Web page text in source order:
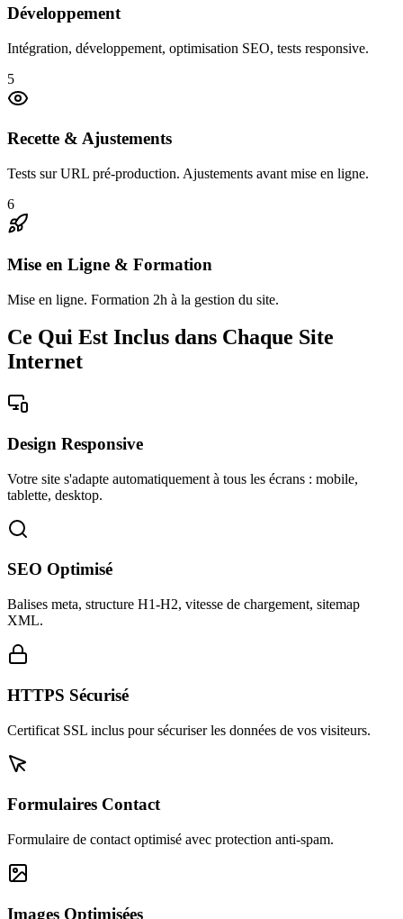
Développement
Intégration, développement, optimisation SEO, tests responsive.
5
Recette & Ajustements
Tests sur URL pré-production. Ajustements avant mise en ligne.
6
Mise en Ligne & Formation
Mise en ligne. Formation 2h à la gestion du site.
Ce Qui Est Inclus dans Chaque Site
Internet
Design Responsive
Votre site s'adapte automatiquement à tous les écrans : mobile,
tablette, desktop.
SEO Optimisé
Balises meta, structure H1-H2, vitesse de chargement, sitemap
XML.
HTTPS Sécurisé
Certificat SSL inclus pour sécuriser les données de vos visiteurs.
Formulaires Contact
Formulaire de contact optimisé avec protection anti-spam.
Images Optimisées